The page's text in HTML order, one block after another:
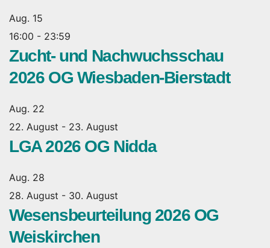
Aug. 15
16:00 - 23:59
Zucht- und Nachwuchsschau
2026 OG Wiesbaden-Bierstadt
Aug. 22
22. August - 23. August
LGA 2026 OG Nidda
Aug. 28
28. August - 30. August
Wesensbeurteilung 2026 OG
Weiskirchen